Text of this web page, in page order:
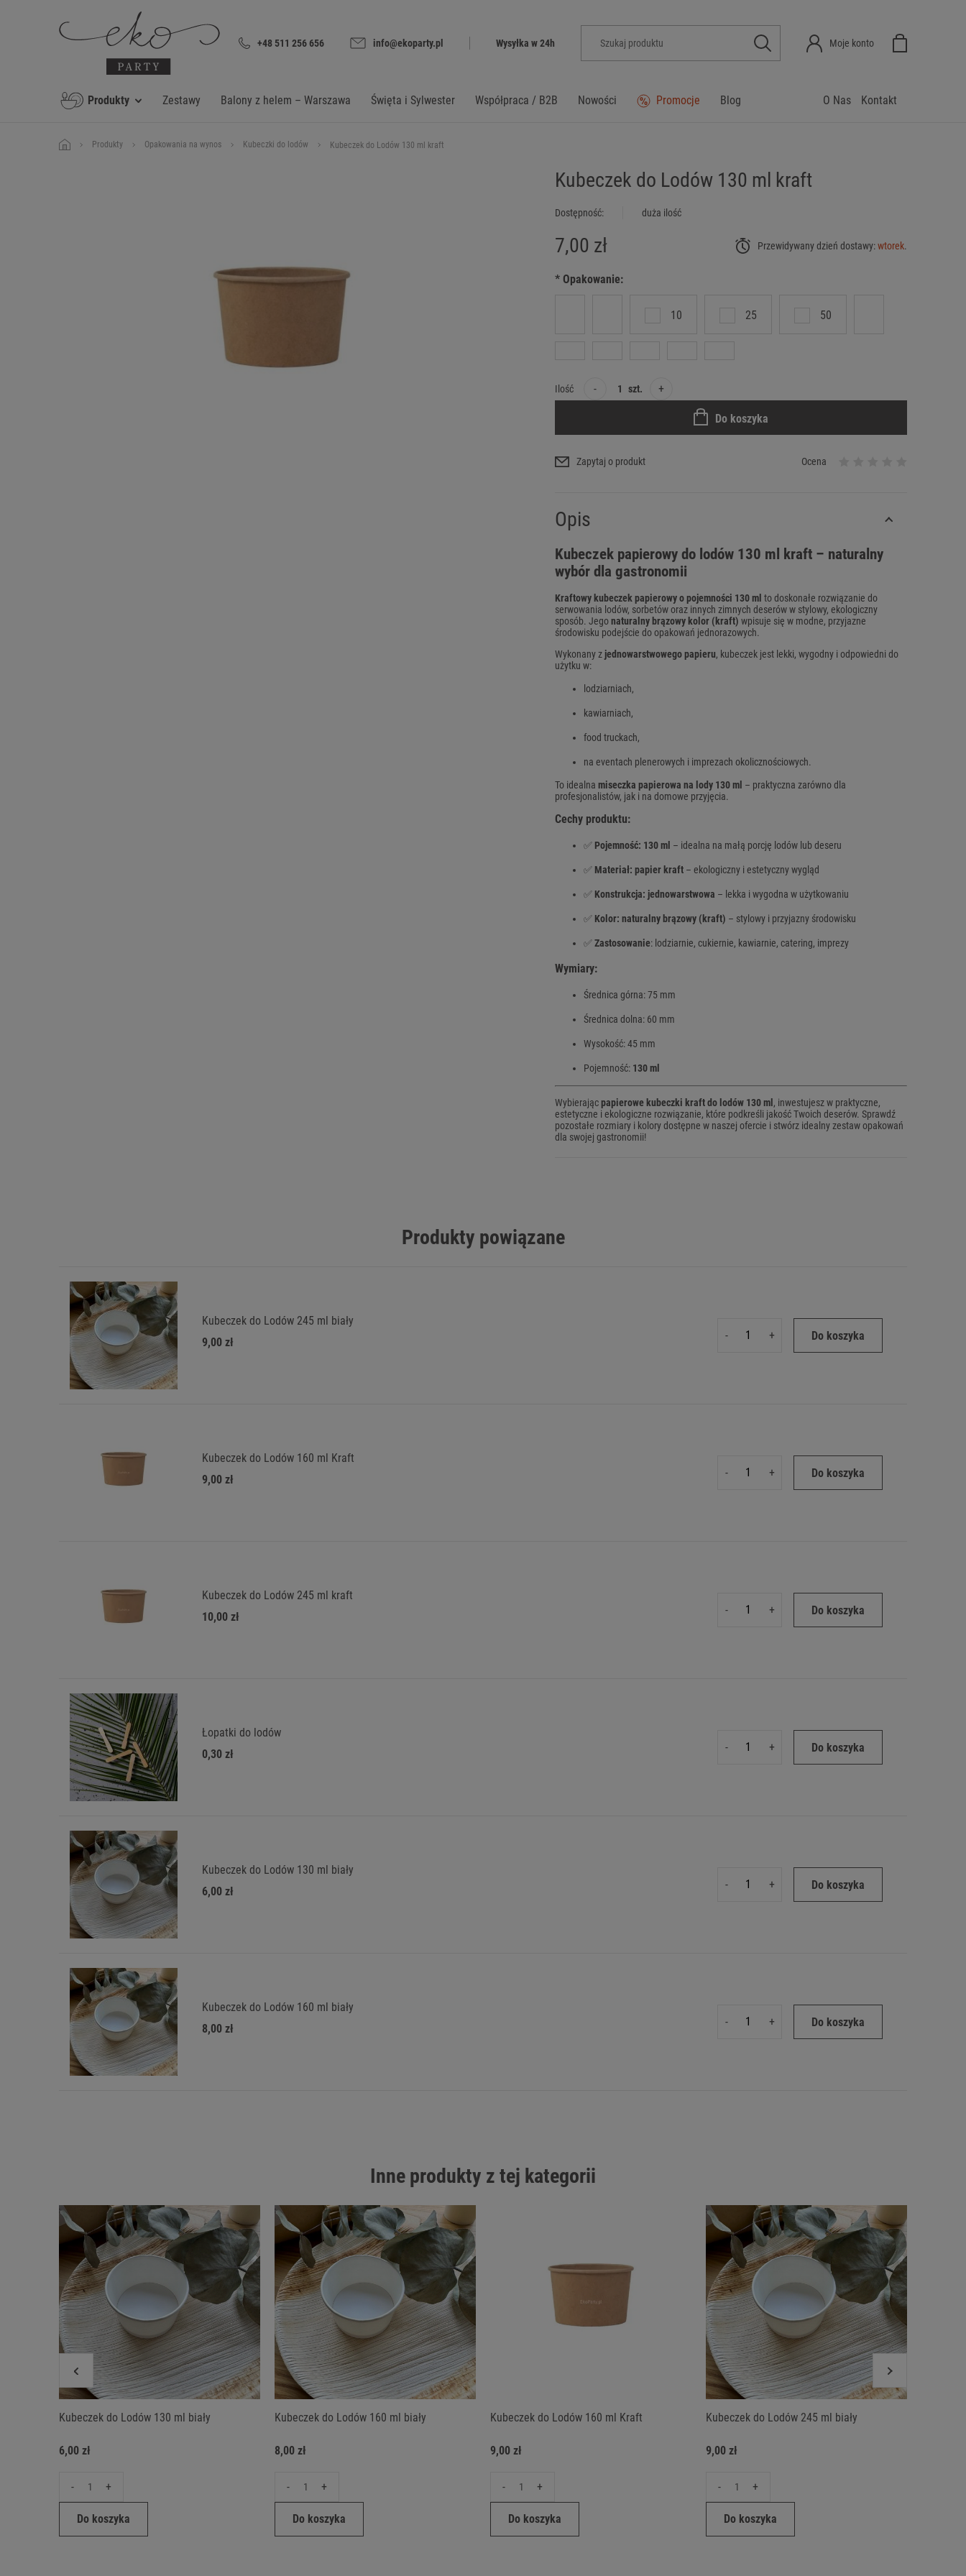
+48 511 256 656 info@ekoparty.pl Wysyłka w 24h Moje konto
Produkty Zestawy Balony z helem – Warszawa Święta i Sylwester Współpraca / B2B Nowości Promocje Blog Kontakt
O Nas
Produkty Opakowania na wynos Kubeczki do lodów Kubeczek do Lodów 130 ml kraft
Kubeczek do Lodów 130 ml kraft
Dostępność: duża ilość
* Opakowanie:
10 25 50
7,00 zł Przewidywany dzień dostawy:wtorek.
Ilość - szt. +
Do koszyka
Zapytaj o produkt Ocena
Opis
Kubeczek papierowy do lodów 130 ml kraft – naturalny
wybór dla gastronomii
Kraftowy kubeczek papierowy o pojemności 130 ml to doskonałe rozwiązanie do
serwowania lodów, sorbetów oraz innych zimnych deserów w stylowy, ekologiczny
sposób. Jegonaturalny brązowy kolor (kraft) wpisuje się w modne, przyjazne
środowisku podejście do opakowań jednorazowych.
Wykonany z jednowarstwowego papieru, kubeczek jest lekki, wygodny i odpowiedni do
użytku w:
lodziarniach,
kawiarniach,
food truckach,
na eventach plenerowych i imprezach okolicznościowych.
To idealna miseczka papierowa na lody 130 ml – praktyczna zarówno dla
profesjonalistów, jak i na domowe przyjęcia.
Cechy produktu:
✅ Pojemność: 130 ml – idealna na małą porcję lodów lub deseru
✅ Materiał: papier kraft – ekologiczny i estetyczny wygląd
✅ Konstrukcja: jednowarstwowa – lekka i wygodna w użytkowaniu
✅ Kolor: naturalny brązowy (kraft) – stylowy i przyjazny środowisku
✅Zastosowanie: lodziarnie, cukiernie, kawiarnie, catering, imprezy
Wymiary:
Średnica górna: 75 mm
Średnica dolna: 60 mm
Wysokość: 45 mm
Pojemność: 130 ml
Wybierającpapierowe kubeczki kraft do lodów 130 ml, inwestujesz w praktyczne,
estetyczne i ekologiczne rozwiązanie, które podkreśli jakość Twoich deserów. Sprawdź
pozostałe rozmiary i kolory dostępne w naszej ofercie i stwórz idealny zestaw opakowań
dla swojej gastronomii!
Produkty powiązane
Kubeczek do Lodów 245 ml biały
9,00 zł
- + Do koszyka
Kubeczek do Lodów 160 ml Kraft
9,00 zł
- + Do koszyka
Kubeczek do Lodów 245 ml kraft
10,00 zł
- + Do koszyka
Łopatki do lodów
0,30 zł
- + Do koszyka
Kubeczek do Lodów 130 ml biały
6,00 zł
- + Do koszyka
Kubeczek do Lodów 160 ml biały
8,00 zł
- + Do koszyka
Inne produkty z tej kategorii
Kubeczek do Lodów 130 ml biały
6,00 zł
- +
Do koszyka
Kubeczek do Lodów 160 ml biały
8,00 zł
- +
Do koszyka
Kubeczek do Lodów 160 ml Kraft
9,00 zł
- +
Do koszyka
Kubeczek do Lodów 245 ml biały
9,00 zł
- +
Do koszyka